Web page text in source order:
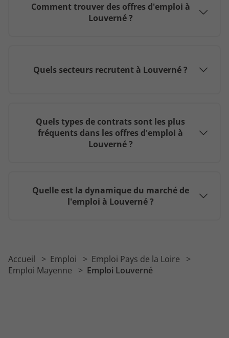
Comment trouver des offres d'emploi à
Louverné ?
Quels secteurs recrutent à Louverné ?
Quels types de contrats sont les plus
fréquents dans les offres d'emploi à
Louverné ?
Quelle est la dynamique du marché de
l'emploi à Louverné ?
Accueil Emploi
Emploi Pays de la Loire
Emploi Mayenne
Emploi Louverné